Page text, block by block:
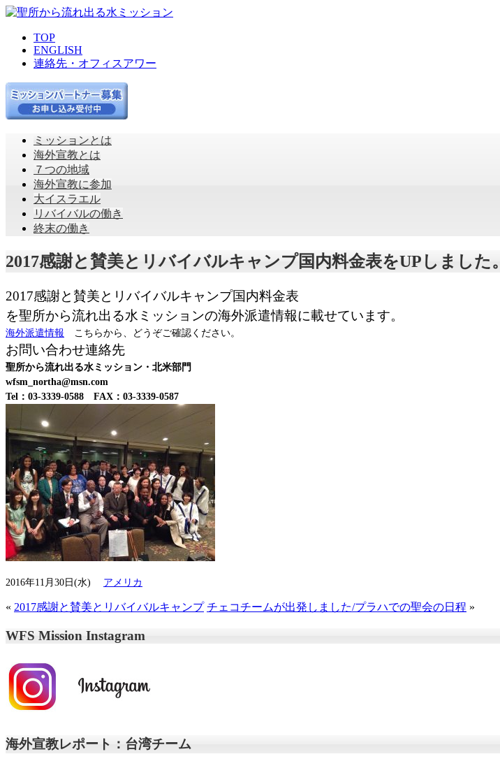
TOP
ENGLISH
連絡先・オフィスアワー
ミッションとは
海外宣教とは
７つの地域
海外宣教に参加
大イスラエル
リバイバルの働き
終末の働き
2017感謝と賛美とリバイバルキャンプ国内料金表をUPしました。
2017感謝と賛美とリバイバルキャンプ国内料金表
を聖所から流れ出る水ミッションの海外派遣情報に載せています。
海外派遣情報 こちらから、どうぞご確認ください。
お問い合わせ連絡先
聖所から流れ出る水ミッション・北米部門
wfsm_northa@msn.com
Tel：03-3339-0588 FAX：03-3339-0587
2016年11月30日(水) アメリカ
« 2017感謝と賛美とリバイバルキャンプ チェコチームが出発しました/プラハでの聖会の日程 »
WFS Mission Instagram
海外宣教レポート：台湾チーム